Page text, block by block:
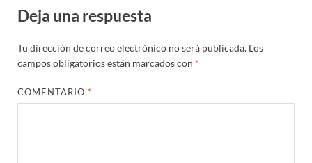
Deja una respuesta
Tu dirección de correo electrónico no será publicada. Los
campos obligatorios están marcados con *
COMENTARIO *